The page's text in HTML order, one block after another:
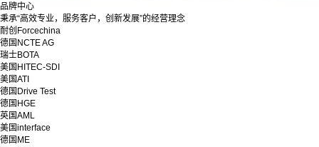
品牌中心
秉承“高效专业，服务客户，创新发展”的经营理念
耐创Forcechina
德国NCTE AG
瑞士BOTA
美国HITEC-SDI
美国ATI
德国Drive Test
德国HGE
英国AML
美国interface
德国ME